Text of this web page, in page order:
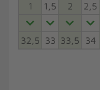
1 1,5 2 2,5
32,5 33 33,5 34